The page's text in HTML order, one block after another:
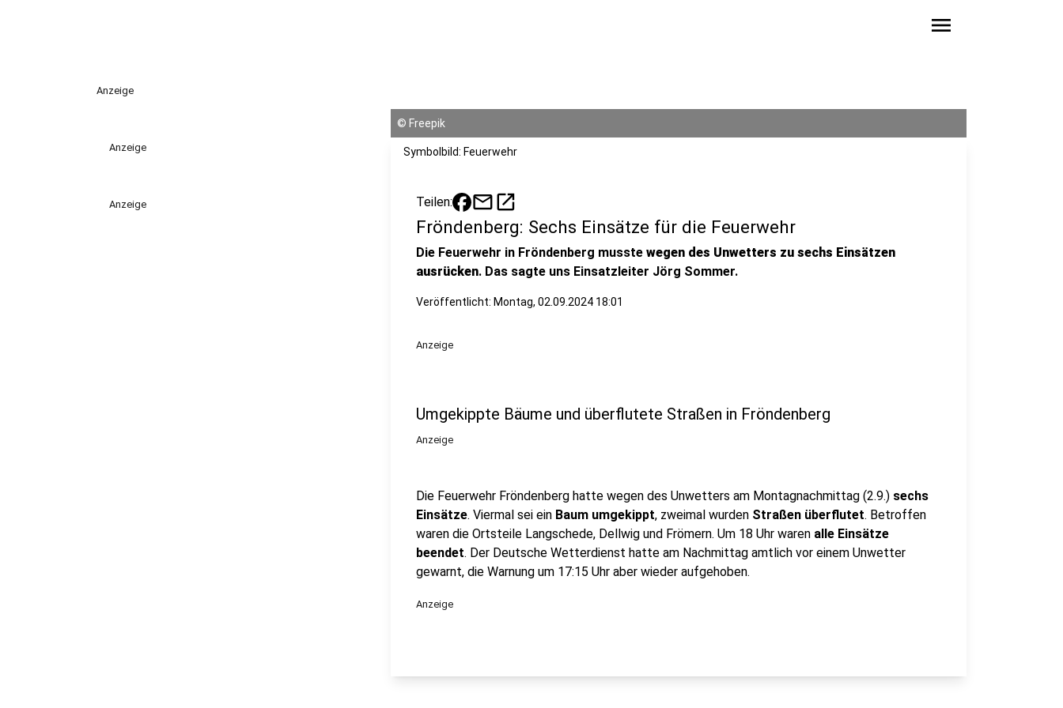
menu
Anzeige
Anzeige
Anzeige
© Freepik
Symbolbild: Feuerwehr
Teilen: mailopen_in_new
Fröndenberg: Sechs Einsätze für die Feuerwehr
Die Feuerwehr in Fröndenberg musste wegen des Unwetters zu sechs Einsätzen
ausrücken. Das sagte uns Einsatzleiter Jörg Sommer.
Veröffentlicht: Montag, 02.09.2024 18:01
Anzeige
Umgekippte Bäume und überflutete Straßen in Fröndenberg
Anzeige
Die Feuerwehr Fröndenberg hatte wegen des Unwetters am Montagnachmittag (2.9.) sechs
Einsätze. Viermal sei ein Baum umgekippt, zweimal wurden Straßen überflutet. Betroffen
waren die Ortsteile Langschede, Dellwig und Frömern. Um 18 Uhr waren alle Einsätze
beendet. Der Deutsche Wetterdienst hatte am Nachmittag amtlich vor einem Unwetter
gewarnt, die Warnung um 17:15 Uhr aber wieder aufgehoben.
Anzeige